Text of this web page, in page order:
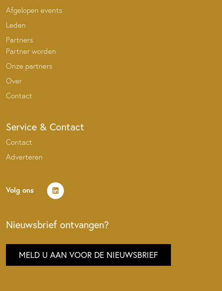
Afgelopen events
Leden
Partners
Partner worden
Onze partners
Over
Contact
Service & Contact
Contact
Adverteren
Volg ons
Nieuwsbrief ontvangen?
MELD U AAN VOOR DE NIEUWSBRIEF